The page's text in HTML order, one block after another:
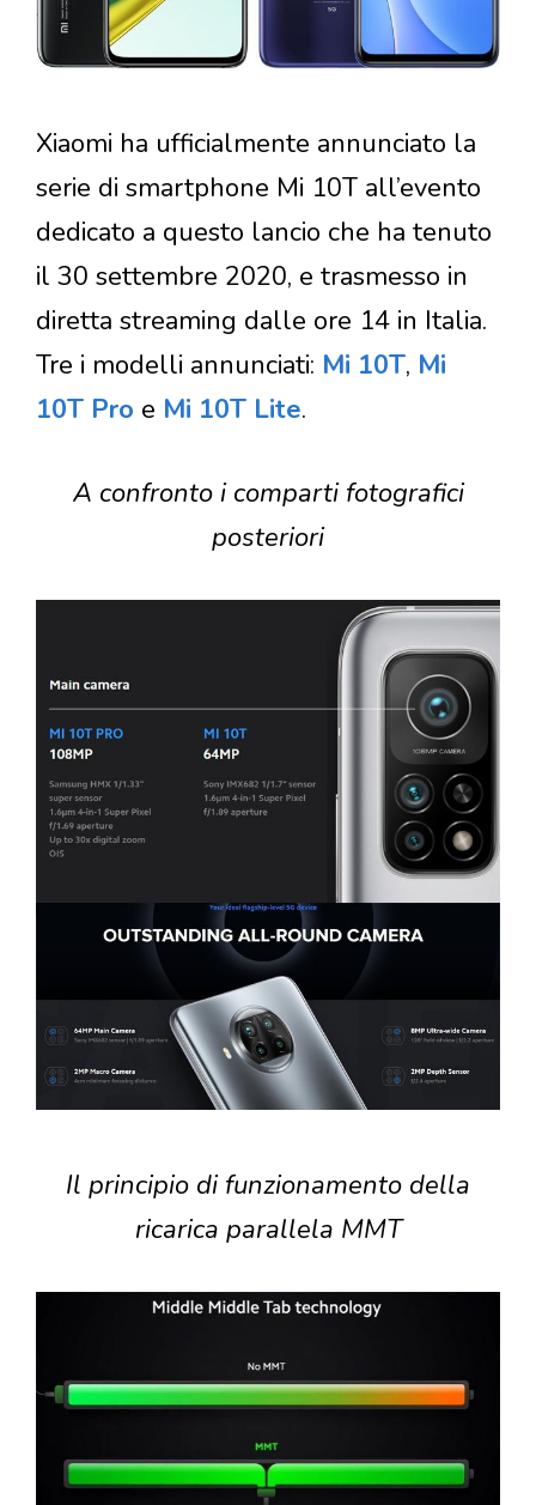
Xiaomi ha ufficialmente annunciato la
serie di smartphone Mi 10T all’evento
dedicato a questo lancio che ha tenuto
il 30 settembre 2020, e trasmesso in
diretta streaming dalle ore 14 in Italia.
Tre i modelli annunciati: Mi 10T, Mi
10T Pro e Mi 10T Lite.
A confronto i comparti fotografici
posteriori
Il principio di funzionamento della
ricarica parallela MMT